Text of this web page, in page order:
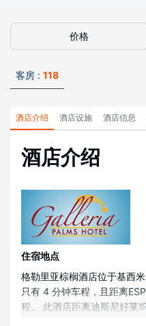
价格
客房 : 118
酒店介绍 酒店设施 酒店信息
酒店介绍
住宿地点
格勒里亚棕榈酒店位于基西
只有 4 分钟车程，且距离
程。 此酒店距离迪斯尼好莱